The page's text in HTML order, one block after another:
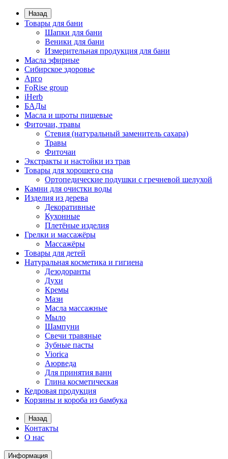
Назад
Товары для бани
Шапки для бани
Веники для бани
Измерительная продукция для бани
Масла эфирные
Сибирское здоровье
Арго
FoRise group
iHerb
БАДы
Масла и шроты пищевые
Фиточаи, травы
Стевия (натуральный заменитель сахара)
Травы
Фиточаи
Экстракты и настойки из трав
Товары для хорошего сна
Ортопедические подушки с гречневой шелухой
Камни для очистки воды
Изделия из дерева
Декоративные
Кухонные
Плетёные изделия
Грелки и массажёры
Массажёры
Товары для детей
Натуральная косметика и гигиена
Дезодоранты
Духи
Кремы
Мази
Масла массажные
Мыло
Шампуни
Свечи травяные
Зубные пасты
Viorica
Аюрведа
Для принятия ванн
Глина косметическая
Кедровая продукция
Корзины и короба из бамбука
Назад
Контакты
О нас
Информация